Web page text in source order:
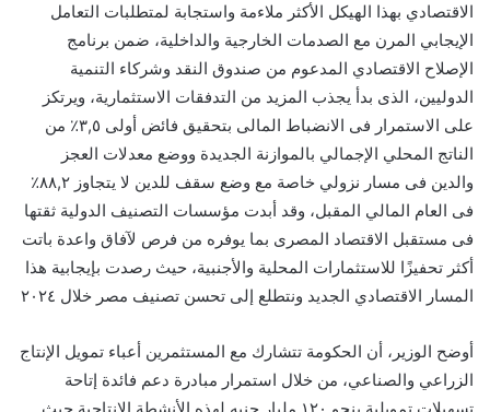
الاقتصادي بهذا الهيكل الأكثر ملاءمة واستجابة لمتطلبات التعامل
الإيجابي المرن مع الصدمات الخارجية والداخلية، ضمن برنامج
الإصلاح الاقتصادي المدعوم من صندوق النقد وشركاء التنمية
الدوليين، الذى بدأ يجذب المزيد من التدفقات الاستثمارية، ويرتكز
على الاستمرار فى الانضباط المالى بتحقيق فائض أولى ٣,٥٪ من
الناتج المحلي الإجمالي بالموازنة الجديدة ووضع معدلات العجز
والدين فى مسار نزولي خاصة مع وضع سقف للدين لا يتجاوز ٨٨,٢٪
فى العام المالي المقبل، وقد أبدت مؤسسات التصنيف الدولية ثقتها
فى مستقبل الاقتصاد المصرى بما يوفره من فرص لآفاق واعدة باتت
أكثر تحفيزًا للاستثمارات المحلية والأجنبية، حيث رصدت بإيجابية هذا
المسار الاقتصادي الجديد ونتطلع إلى تحسن تصنيف مصر خلال ٢٠٢٤
أوضح الوزير، أن الحكومة تتشارك مع المستثمرين أعباء تمويل الإنتاج
الزراعي والصناعي، من خلال استمرار مبادرة دعم فائدة إتاحة